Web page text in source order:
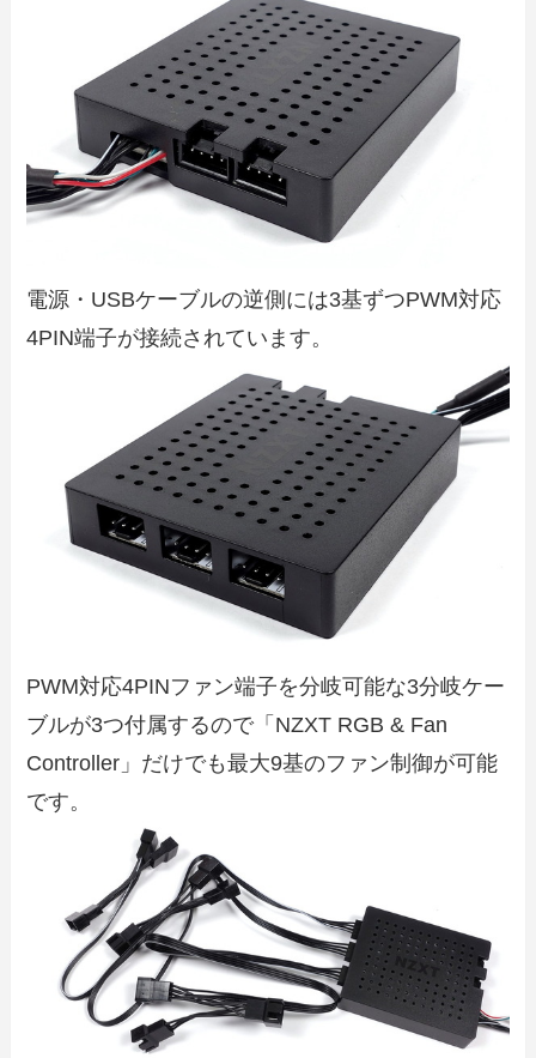
電源・USBケーブルの逆側には3基ずつPWM対応
4PIN端子が接続されています。
PWM対応4PINファン端子を分岐可能な3分岐ケー
ブルが3つ付属するので「NZXT RGB & Fan
Controller」だけでも最大9基のファン制御が可能
です。